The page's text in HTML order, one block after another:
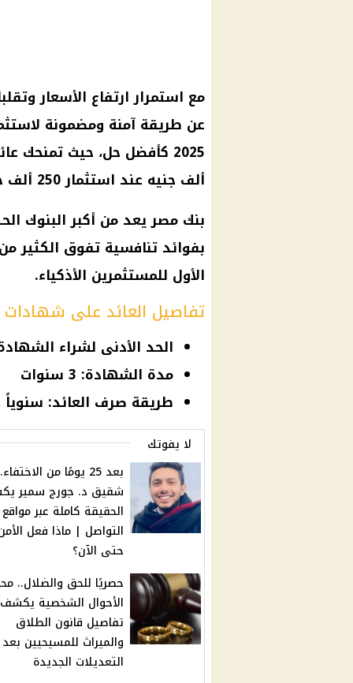
مع استمرار ارتفاع الأسعار
عن طريقة آمنة ومضمونة
ألف جنيه عند استثمار 250 ألف جنيه، بدون أي مخاطرة أو تعقيدات.
بنك مصر يعد من أكبر البنوك
بفوائد تنافسية تفوق الكثير من
الأول للمستثمرين الأذكياء.
تفاصيل العائد على شهادات
الحد الأدنى لشراء الشهادة: 1000
مدة الشهادة: 3 سنوات
طريقة صرف العائد: سنوياً
لا يفوتك
بعد 25 يومًا من
شقيق د. جورج سمير
الحقيقة كاملة عبر مواقع
التواصل | ماذا فعل
حتى الآن؟
حصريًا للحق والضلال..
الأحوال الشخصية يكشف
تفاصيل قانون الطلاق
والميراث للمسيحيين بعد
التعديلات الجديدة